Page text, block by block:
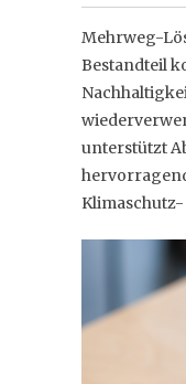
Mehrweg-
Bestandteil
unterstützt